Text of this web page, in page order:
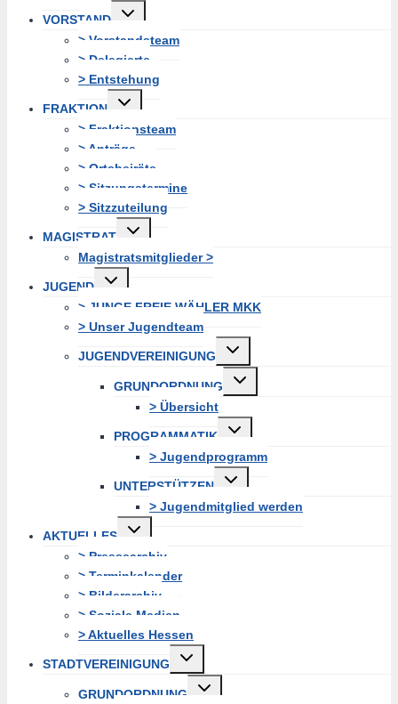
VORSTAND
Untermenü
erweitern
> Vorstandsteam
> Delegierte
> Entstehung
FRAKTION
Untermenü
erweitern
> Fraktionsteam
> Anträge
> Ortsbeiräte
> Sitzungstermine
> Sitzzuteilung
MAGISTRAT
Untermenü
erweitern
Magistratsmitglieder >
JUGEND
Untermenü
erweitern
> JUNGE FREIE WÄHLER MKK
> Unser Jugendteam
JUGENDVEREINIGUNG
Untermenü
erweitern
GRUNDORDNUNG
Untermenü
erweitern
> Übersicht
PROGRAMMATIK
Untermenü
erweitern
> Jugendprogramm
UNTERSTÜTZEN
Untermenü
erweitern
> Jugendmitglied werden
AKTUELLES
Untermenü
erweitern
> Pressearchiv
> Terminkalender
> Bilderarchiv
> Soziale Medien
> Aktuelles Hessen
STADTVEREINIGUNG
Untermenü
erweitern
GRUNDORDNUNG
Untermenü
erweitern